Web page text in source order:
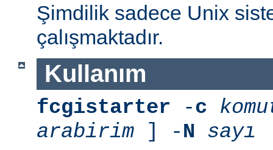
Şimdilik sadece Unix
çalışmaktadır.
Kullanım
fcgistarter -c
arabirim ] -N sayı